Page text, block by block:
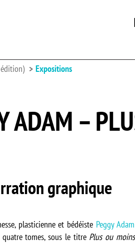
Expositions
ADAM –
graphique
plasticienne et bédéiste Peggy Adam
tomes, sous le titre Plus ou